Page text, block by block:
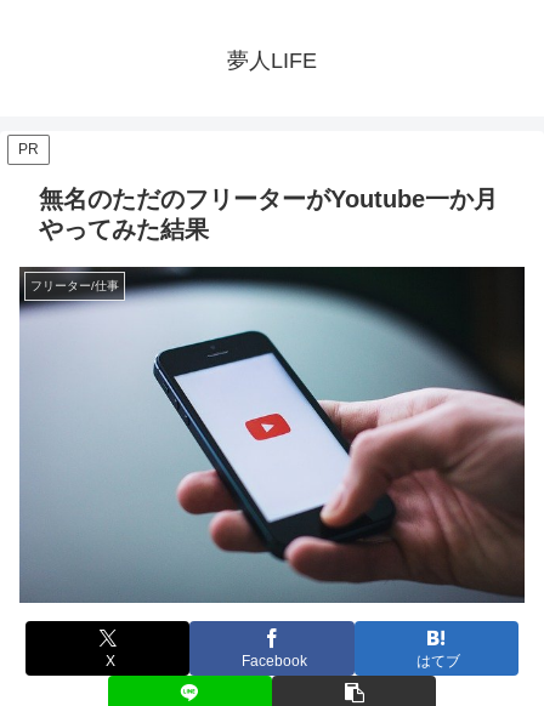
夢人LIFE
PR
無名のただのフリーターがYoutube一か月
やってみた結果
フリーター/仕事
X Facebook はてブ